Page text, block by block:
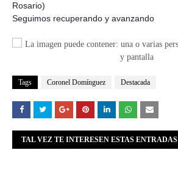
Rosario)
Seguimos recuperando y avanzando
Tags Coronel Domínguez Destacada
TAL VEZ TE INTERESEN ESTAS ENTRADAS